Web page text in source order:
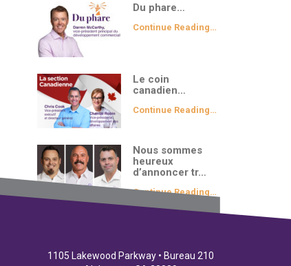
Du phare…
Continue Reading…
Le coin
canadien…
Continue Reading…
Nous sommes
heureux
d’annoncer tr…
Continue Reading…
1105 Lakewood Parkway • Bureau 210